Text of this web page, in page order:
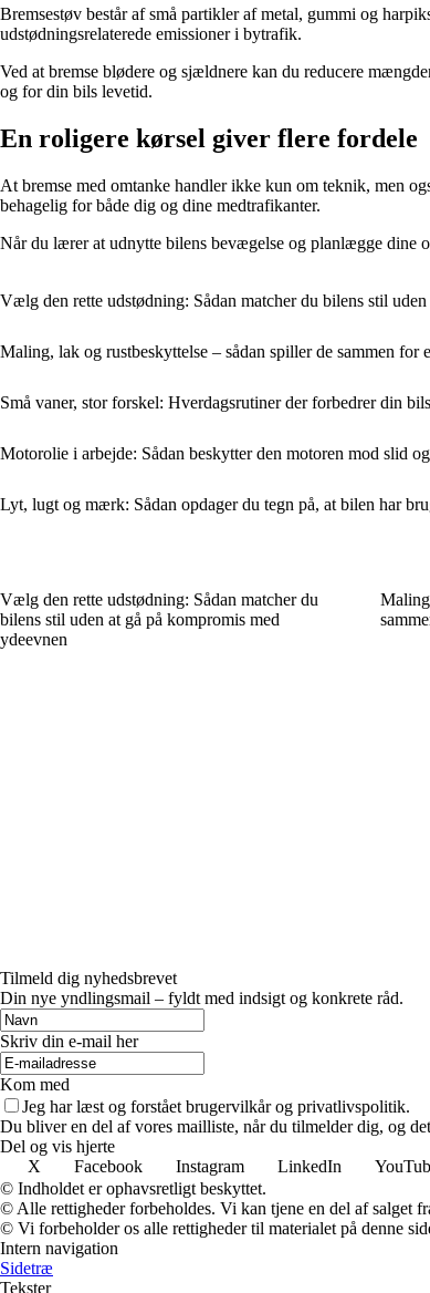
Bremsestøv består af små partikler af metal, gummi og
udstødningsrelaterede emissioner i bytrafik.
Ved at bremse blødere og sjældnere kan du reducere
og for din bils levetid.
En roligere kørsel giver flere fordele
At bremse med omtanke handler ikke kun om teknik, men
behagelig for både dig og dine medtrafikanter.
Når du lærer at udnytte bilens bevægelse og planlægge dine
Vælg den rette udstødning: Sådan matcher du bilens stil
Maling, lak og rustbeskyttelse – sådan spiller de sammen for
Små vaner, stor forskel: Hverdagsrutiner der forbedrer din
Motorolie i arbejde: Sådan beskytter den motoren mod slid
Lyt, lugt og mærk: Sådan opdager du tegn på, at bilen har
Vælg den rette udstødning: Sådan matcher du
bilens stil uden at gå på kompromis med
ydeevnen
Tilmeld dig nyhedsbrevet
Din nye yndlingsmail – fyldt med indsigt og konkrete råd.
Skriv din e-mail her
Kom med
Jeg har læst og forstået brugervilkår og privatlivspolitik.
Du bliver en del af vores mailliste, når du tilmelder dig, og
Del og vis hjerte
X
Facebook Instagram LinkedIn
© Indholdet er ophavsretligt beskyttet.
© Alle rettigheder forbeholdes. Vi kan tjene en del af salget
© Vi forbeholder os alle rettigheder til materialet på denne
Intern navigation
Sidetræ
Tekster